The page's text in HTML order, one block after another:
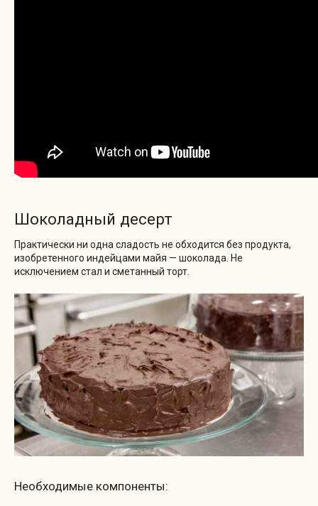
Шоколадный десерт
Практически ни одна сладость не обходится без продукта,
изобретенного индейцами майя — шоколада. Не
исключением стал и сметанный торт.
Необходимые компоненты: